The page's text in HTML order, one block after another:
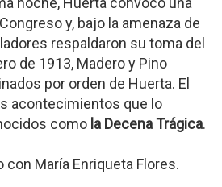
y, bajo la amenaza de
respaldaron su toma del
de 1913, Madero y Pino
por orden de Huerta. El
acontecimientos que lo
como la Decena Trágica.
María Enriqueta Flores.